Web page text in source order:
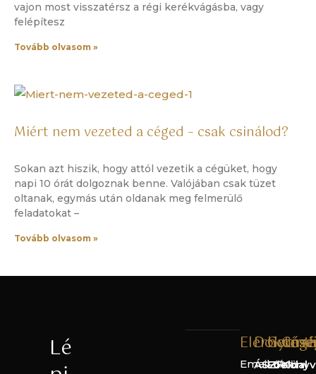
vajon most visszatérsz a régi kerékvágásba, vagy
felépítesz
Tovább olvasom »
Miért nem vezeted a céged – csak csinálod?
Sokan azt hiszik, hogy attól vezetik a cégüket, hogy
napi 10 órát dolgoznak benne. Valójában csak tüzet
oltanak, egymás után oldanak meg felmerülő
feladatokat –
Tovább olvasom »
Lé
Email cím:
ÁSZFFőoldal
Könyv